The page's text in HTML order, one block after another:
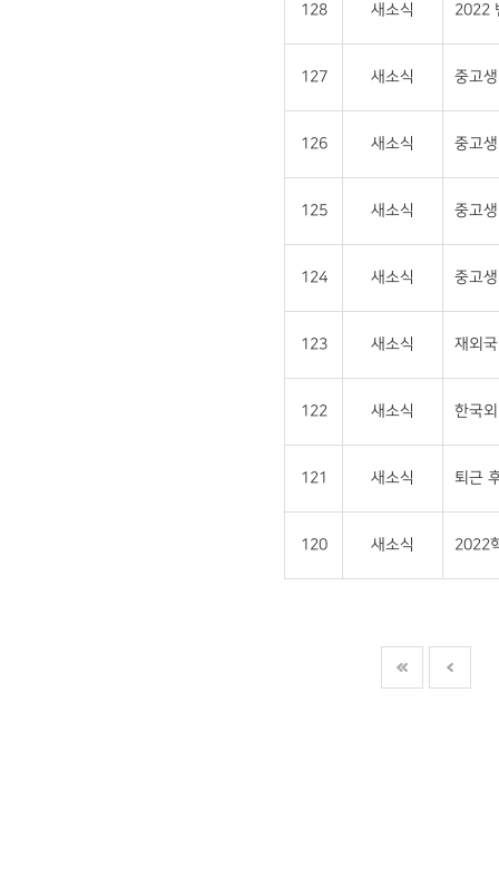
128 새소식 2022
127 새소식 중고
126 새소식 중고
125 새소식 중고
124 새소식 중고
123 새소식 재외
122 새소식 한국
121 새소식 퇴근
120 새소식 2022